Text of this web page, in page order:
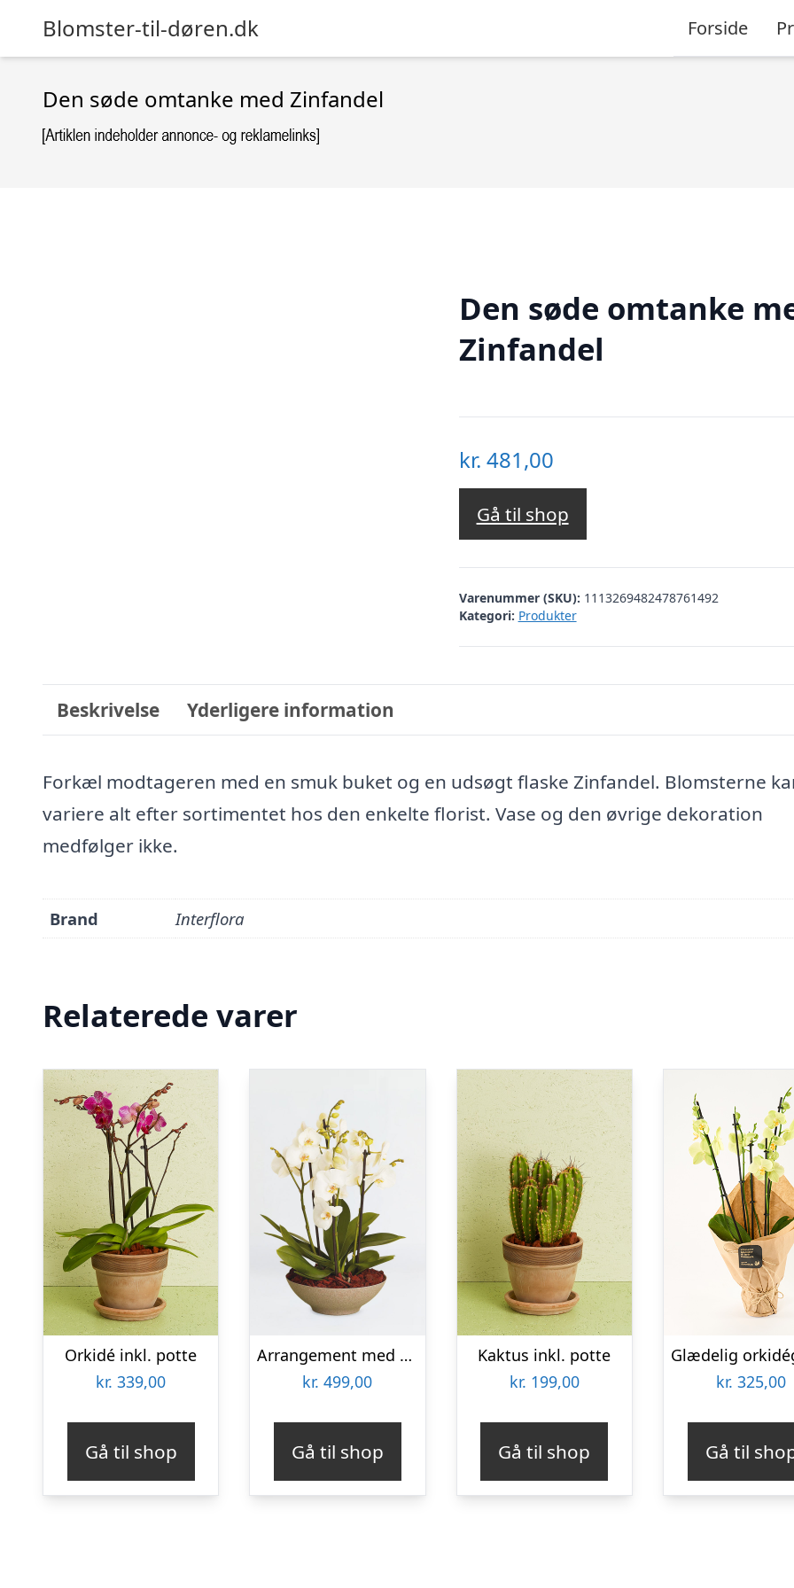
Blomster-til-døren.dk Forside
Den søde omtanke med Zinfandel
Den søde omtanke
Zinfandel
kr. 481,00
Gå til shop
Varenummer (SKU): 1113269482478761492
Kategori: Produkter
Beskrivelse Yderligere information
Forkæl modtageren med en smuk buket og en udsøgt flaske Zinfandel. Blomsterne
variere alt efter sortimentet hos den enkelte florist. Vase og den øvrige dekoration
medfølger ikke.
Brand Interflora
Relaterede varer
Orkidé inkl. potte
kr. 339,00
Gå til shop
Arrangement med orkideer
kr. 499,00
Gå til shop
Kaktus inkl. potte
kr. 199,00
Gå til shop
kr. 325,00
Gå til